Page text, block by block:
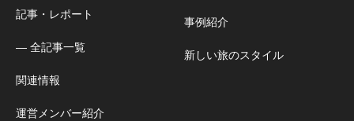
記事・レポート
― 全記事一覧
関連情報
運営メンバー紹介
事例紹介
新しい旅のスタイル